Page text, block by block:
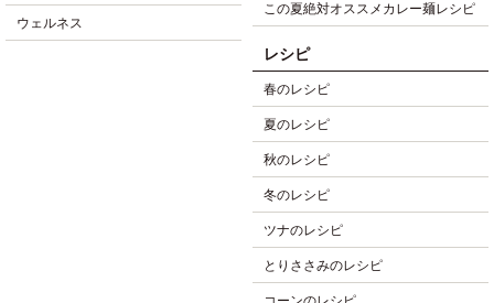
ウェルネス
この夏絶対オススメカレー麺レシピ
レシピ
春のレシピ
夏のレシピ
秋のレシピ
冬のレシピ
ツナのレシピ
とりささみのレシピ